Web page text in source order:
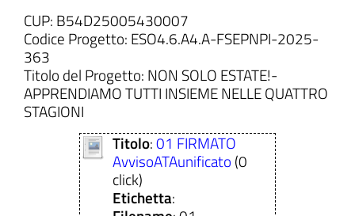
CUP: B54D25005430007
Codice Progetto: ESO4.6.A4.A-FSEPNPI-2025-
363
Titolo del Progetto: NON SOLO ESTATE!-
APPRENDIAMO TUTTI INSIEME NELLE QUATTRO
STAGIONI
Titolo:01 FIRMATO
AvvisoATAunificato (0
click)
Etichetta: